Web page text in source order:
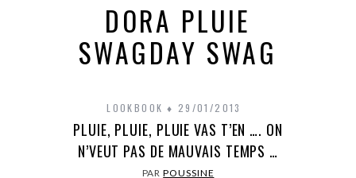
DORA PLUIE
SWAGDAY SWAG
LOOKBOOK 29/01/2013
PLUIE, PLUIE, PLUIE VAS T’EN …. ON
N’VEUT PAS DE MAUVAIS TEMPS …
PARPOUSSINE